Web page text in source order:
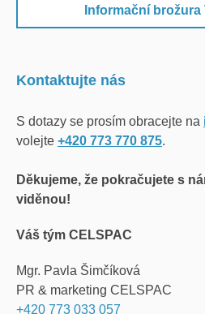
Informační brožura
Kontaktujte nás
S dotazy se prosím obracejte na
volejte +420 773 770 875.
Děkujeme, že pokračujete s
viděnou!
Váš tým CELSPAC
Mgr. Pavla Šimčíková
PR & marketing CELSPAC
+420 773 033 057